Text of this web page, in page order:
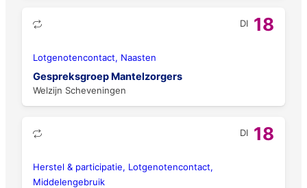
DI 18
Lotgenotencontact, Naasten
Gespreksgroep Mantelzorgers
Welzijn Scheveningen
DI 18
Herstel & participatie, Lotgenotencontact,
Middelengebruik